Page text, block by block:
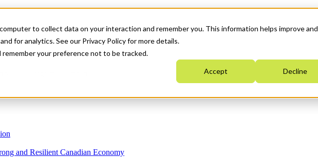
to collect data on your interaction and remember you. This information helps improve and
for analytics. See our Privacy Policy for more details.
remember your preference not to be tracked.
Accept Decline
and Resilient Canadian Economy